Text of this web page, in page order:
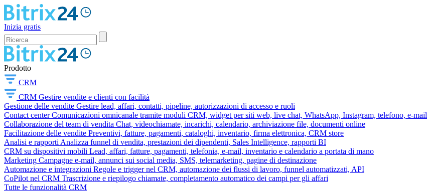
Inizia gratis
Prodotto
CRM
CRM Gestire vendite e clienti con facilità
Gestione delle vendite Gestire lead, affari, contatti, pipeline, autorizzazioni di accesso e ruoli
Contact center Comunicazioni omnicanale tramite moduli CRM, widget per siti web, live chat, WhatsApp, Instagram, telefono, e-mail
Collaborazione del team di vendita Chat, videochiamate, incarichi, calendario, archiviazione file, documenti online
Facilitazione delle vendite Preventivi, fatture, pagamenti, cataloghi, inventario, firma elettronica, CRM store
Analisi e rapporti Analizza funnel di vendita, prestazioni dei dipendenti, Sales Intelligence, rapporti BI
CRM su dispositivi mobili Lead, affari, fatture, pagamenti, telefonia, e-mail, inventario e calendario a portata di mano
Marketing Campagne e-mail, annunci sui social media, SMS, telemarketing, pagine di destinazione
Automazione e integrazioni Regole e trigger nel CRM, automazione dei flussi di lavoro, funnel automatizzati, API
CoPilot nel CRM Trascrizione e riepilogo chiamate, completamento automatico dei campi per gli affari
Tutte le funzionalità CRM